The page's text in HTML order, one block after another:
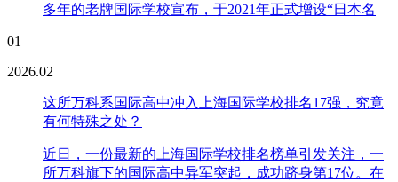
多年的老牌国际学校宣布，于2021年正式增设“日本名
01
2026.02
这所万科系国际高中冲入上海国际学校排名17强，究竟
有何特殊之处？
近日，一份最新的上海国际学校排名榜单引发关注，一
所万科旗下的国际高中异军突起，成功跻身第17位。在